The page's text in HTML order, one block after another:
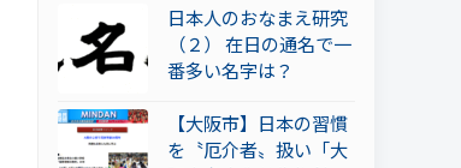
日本人のおなまえ研究
（２） 在日の通名で一
番多い名字は？
【大阪市】日本の習慣
を〝厄介者〟扱い「大